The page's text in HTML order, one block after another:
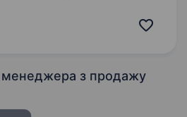
надаючи якісний сервіс
менеджера з продажу